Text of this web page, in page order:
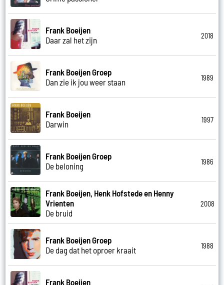
Frank Boeijen
Daar zal het zijn
2018
Frank Boeijen Groep
Dan zie ik jou weer staan
1989
Frank Boeijen
Darwin
1997
Frank Boeijen Groep
De beloning
1986
Frank Boeijen, Henk Hofstede en Henny
Vrienten
De bruid
2008
Frank Boeijen Groep
De dag dat het oproer kraait
1988
Frank Boeijen